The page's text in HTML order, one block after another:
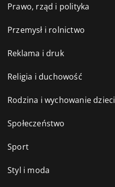
Prawo, rząd i polityka
Przemysł i rolnictwo
Reklama i druk
Religia i duchowość
Rodzina i wychowanie dzieci
Społeczeństwo
Sport
Styl i moda